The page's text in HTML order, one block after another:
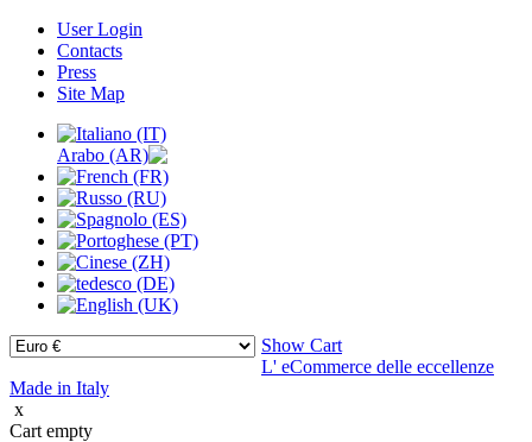
User Login
Contacts
Press
Site Map
Show Cart
L' eCommerce delle eccellenze
Made in Italy
x
Cart empty